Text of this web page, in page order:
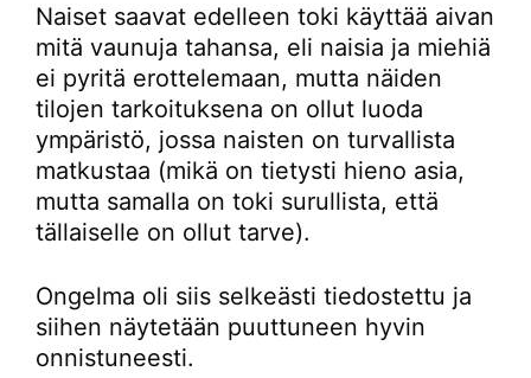
Naiset saavat edelleen toki käyttää aivan
mitä vaunuja tahansa, eli naisia ja miehiä
ei pyritä erottelemaan, mutta näiden
tilojen tarkoituksena on ollut luoda
ympäristö, jossa naisten on turvallista
matkustaa (mikä on tietysti hieno asia,
mutta samalla on toki surullista, että
tällaiselle on ollut tarve).
Ongelma oli siis selkeästi tiedostettu ja
siihen näytetään puuttuneen hyvin
onnistuneesti.